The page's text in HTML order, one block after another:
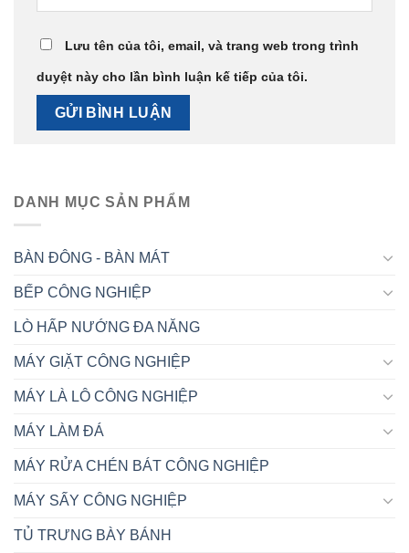
Lưu tên của tôi, email, và trang web trong trình
duyệt này cho lần bình luận kế tiếp của tôi.
DANH MỤC SẢN PHẨM
BÀN ĐÔNG - BÀN MÁT
BẾP CÔNG NGHIỆP
LÒ HẤP NƯỚNG ĐA NĂNG
MÁY GIẶT CÔNG NGHIỆP
MÁY LÀ LÔ CÔNG NGHIỆP
MÁY LÀM ĐÁ
MÁY RỬA CHÉN BÁT CÔNG NGHIỆP
MÁY SẤY CÔNG NGHIỆP
TỦ TRƯNG BÀY BÁNH